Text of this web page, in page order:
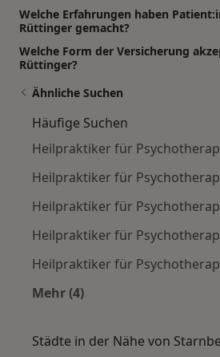
Welche Erfahrungen haben
Rüttinger gemacht?
Welche Form der Versicherung
Rüttinger?
Ähnliche Suchen
Häufige Suchen
Heilpraktiker für
Heilpraktiker für
Heilpraktiker für
Heilpraktiker für
Heilpraktiker für
Mehr (4)
Städte in der Nähe von